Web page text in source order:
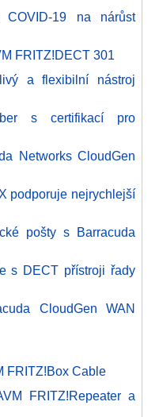
COVID-19 na nárůst
FRITZ!DECT 301
a flexibilní nástroj
s certifikací pro
Networks CloudGen
podporuje nejrychlejší
pošty s Barracuda
s DECT přístroji řady
CloudGen WAN
FRITZ!Box Cable
FRITZ!Repeater a